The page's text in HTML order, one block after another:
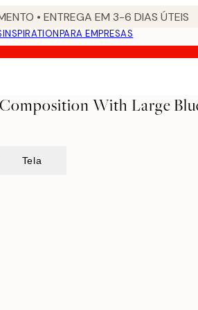
• ENTREGA EM 3-6 DIAS ÚTEIS
INSPIRATIONPARA EMPRESAS
With Large
Tela